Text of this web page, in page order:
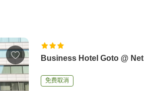
Business Hotel Goto @ Net
免费取消